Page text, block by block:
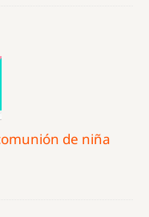
de niña